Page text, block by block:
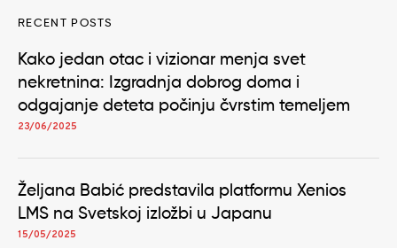
RECENT POSTS
Kako jedan otac i vizionar menja svet
nekretnina: Izgradnja dobrog doma i
odgajanje deteta počinju čvrstim temeljem
23/06/2025
Željana Babić predstavila platformu Xenios
LMS na Svetskoj izložbi u Japanu
15/05/2025